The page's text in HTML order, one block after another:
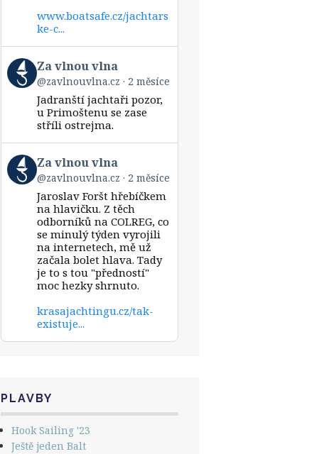
www.boatsafe.cz/jachtars
ke-c...
View
post
by
Bluesky
Za vlnou vlna
@zavlnouvlna.cz 2 měsíce
Jadranští jachtaři pozor,
u Primoštenu se zase
stříli ostrejma.
View
post
by
Bluesky
Za vlnou vlna
@zavlnouvlna.cz 2 měsíce
Jaroslav Foršt hřebíčkem
na hlavičku. Z těch
odborníků na COLREG, co
se minulý týden vyrojili
na internetech, mě už
začala bolet hlava. Tady
je to s tou "předností"
moc hezky shrnuto.
krasajachtingu.cz/tak-
existuje...
PLAVBY
Hook Sailing '23
Ještě jeden Balt